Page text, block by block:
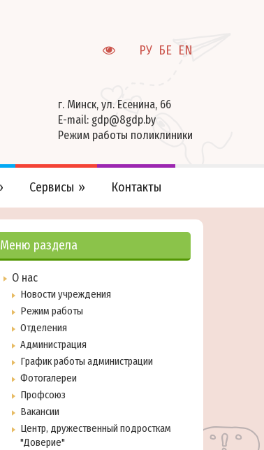
РУ БЕ EN
г. Минск, ул. Есенина, 66
E-mail: gdp@8gdp.by
Режим работы поликлиники
Сервисы Контакты
Меню раздела
О нас
Новости учреждения
Режим работы
Отделения
Администрация
График работы администрации
Фотогалереи
Профсоюз
Вакансии
Центр, дружественный подросткам
"Доверие"